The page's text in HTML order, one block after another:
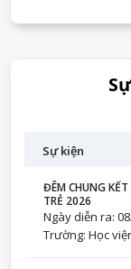
Sự kiện
ĐÊM CHUNG KẾT
TRẺ 2026
Ngày diễn ra:
Trường: Học